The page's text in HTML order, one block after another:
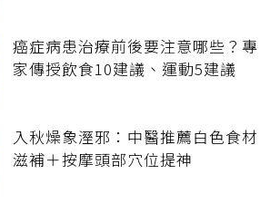
癌症病患治療前後要注意哪些？專
家傳授飲食10建議、運動5建議
入秋燥象溼邪：中醫推薦白色食材
滋補＋按摩頭部穴位提神